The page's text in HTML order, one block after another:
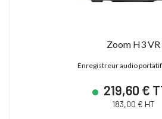
Zoom H3 VR
Enregistreur audio portatif
219,60 €
183,00 € HT